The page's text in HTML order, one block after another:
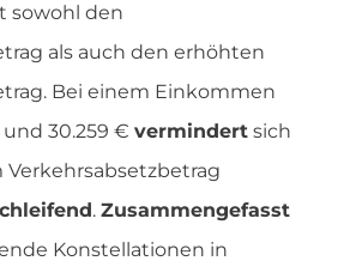
sowohl den
als auch den erhöhten
Bei einem Einkommen
und 30.259 € vermindert sich
Verkehrsabsetzbetrag
. Zusammengefasst
Konstellationen in